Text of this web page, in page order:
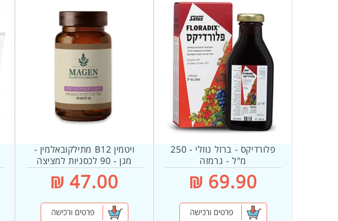
פלורדיקס - ברזל נוזלי - 250
מ"ל - גרמזה
69.90 ₪
ויטמין B12 מתילקובאלמין -
מגן - 90 לכסניות למציצה
בטעם תות
מחיר
רגיל
47.00 ₪